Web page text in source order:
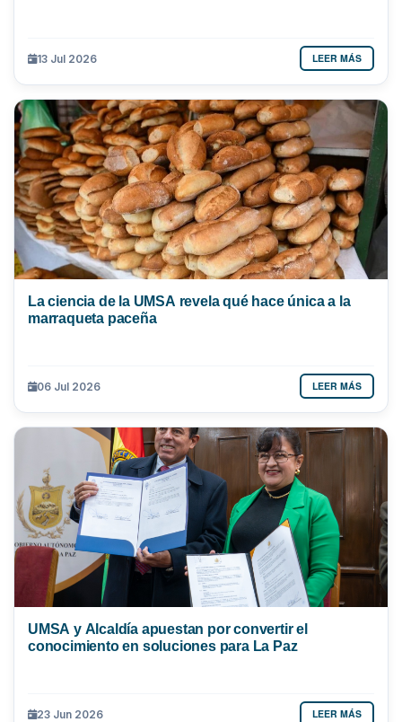
13 Jul 2026 LEER MÁS
La ciencia de la UMSA revela qué hace única a la
marraqueta paceña
06 Jul 2026 LEER MÁS
UMSA y Alcaldía apuestan por convertir el
conocimiento en soluciones para La Paz
23 Jun 2026 LEER MÁS